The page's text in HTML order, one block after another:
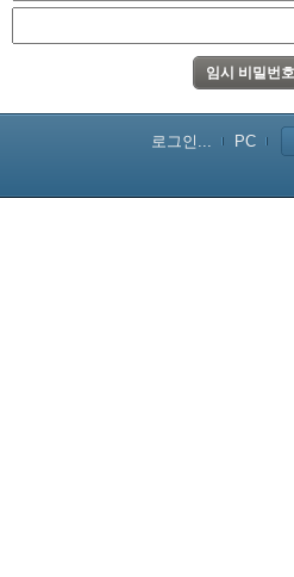
로그인... PC